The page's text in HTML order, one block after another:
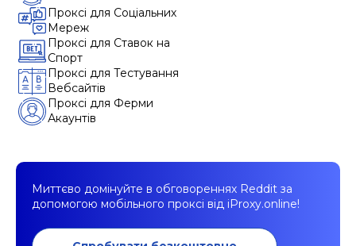
Проксі для Соціальних
Мереж
Проксі для Ставок на
Спорт
Проксі для Тестування
Вебсайтів
Проксі для Ферми
Акаунтів
Миттєво домінуйте в обговореннях Reddit за
допомогою мобільного проксі від iProxy.online!